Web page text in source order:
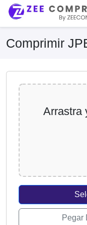
Comprimir
Arrastra
Pegar